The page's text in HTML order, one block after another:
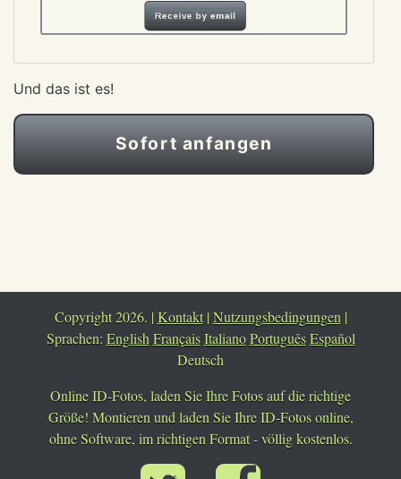
Und das ist es!
Sofort anfangen
Copyright 2026. | Kontakt| Nutzungsbedingungen |
Sprachen: English Français Italiano Português Español
Deutsch
Online ID-Fotos, laden Sie Ihre Fotos auf die richtige
Größe! Montieren und laden Sie Ihre ID-Fotos online,
ohne Software, im richtigen Format - völlig kostenlos.